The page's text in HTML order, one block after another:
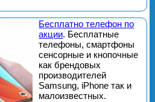
Бесплатно телефон по
акции. Бесплатные
телефоны, смартфоны
сенсорные и кнопочные
как брендовых
производителей
Samsung, iPhone так и
малоизвестных.